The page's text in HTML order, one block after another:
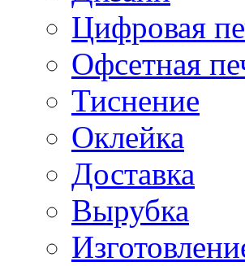
Цифровая
Офсетная
Тиснение
Оклейка
Доставка
Вырубка